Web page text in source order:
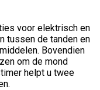
voor elektrisch en
tussen de tanden en
Bovendien
om de mond
helpt u twee